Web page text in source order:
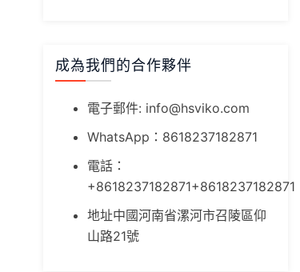
成為我們的合作夥伴
電子郵件: info@hsviko.com
WhatsApp：8618237182871
電話：
+8618237182871+8618237182871
地址中國河南省漯河市召陵區仰
山路21號